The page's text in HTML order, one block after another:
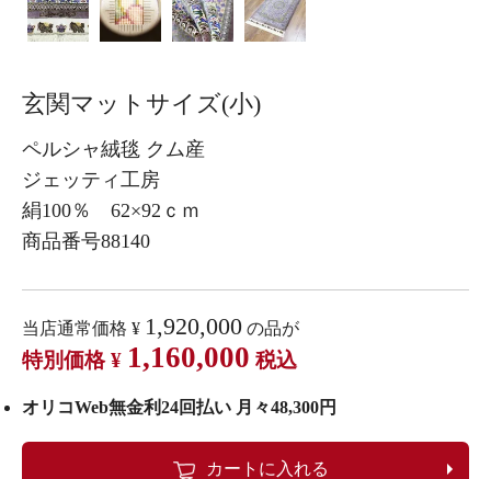
玄関マットサイズ(小)
ペルシャ絨毯 クム産
ジェッティ工房
絹100％ 62×92ｃｍ
商品番号88140
当店通常価格 ¥ 1,920,000 の品が
特別価格 ¥ 1,160,000 税込
オリコWeb無金利24回払い 月々48,300円
カートに入れる